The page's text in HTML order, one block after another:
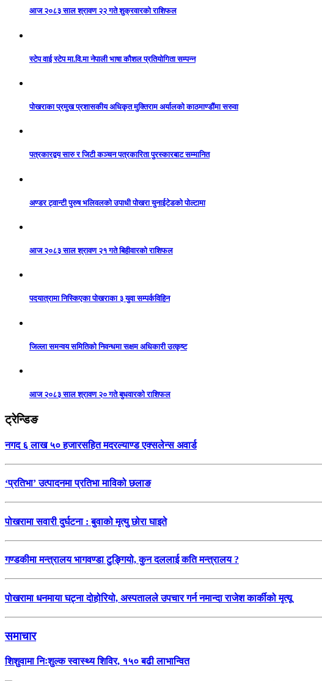
आज २०८३ साल श्रावण २२ गते शुक्रवारको राशिफल
स्टेप वाई स्टेप मा.वि.मा नेपाली भाषा कौशल प्रतियोगिता सम्पन्न
पोखराका प्रमुख प्रशासकीय अधिकृत मुक्तिराम अर्यालको काठमाण्डौंमा सरुवा
पत्रकारद्वय सारु र जिटी कञ्चन पत्रकारिता पुरस्कारबाट सम्मानित
अण्डर ट्वान्टी पुरुष भलिवलको उपाधी पोखरा युनाईटेडको पोल्टामा
आज २०८३ साल श्रावण २१ गते बिहीवारको राशिफल
पदयात्रामा निस्किएका पोखराका ३ युवा सम्पर्कविहिन
जिल्ला समन्वय समितिको निवन्धमा सक्षम अधिकारी उत्कृष्ट
आज २०८३ साल श्रावण २० गते बुधवारको राशिफल
ट्रेन्डिङ
नगद ६ लाख ५० हजारसहित मदरल्याण्ड एक्सलेन्स अवार्ड
‘प्रतिभा’ उत्पादनमा प्रतिभा माविको छलाङ
पोखरामा सवारी दुर्घटना : बुवाको मृत्यु छोरा घाइते
गण्डकीमा मन्त्रालय भागवण्डा टुङ्गियो, कुन दललाई कति मन्त्रालय ?
पोखरामा धनमाया घट्ना दोहोरियो, अस्पतालले उपचार गर्न नमान्दा राजेश कार्कीको मृत्यू
समाचार
शिशुवामा निःशुल्क स्वास्थ्य शिविर, १५० बढी लाभान्वित